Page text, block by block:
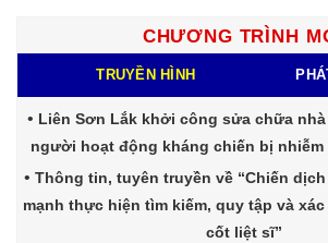
CHƯƠNG TRÌNH
TRUYỀN HÌNH
Liên Sơn Lắk khởi công sửa chữa
người hoạt động kháng chiến bị
Thông tin, tuyên truyền về “Chiến
mạnh thực hiện tìm kiếm, quy tập và
cốt liệt sĩ”